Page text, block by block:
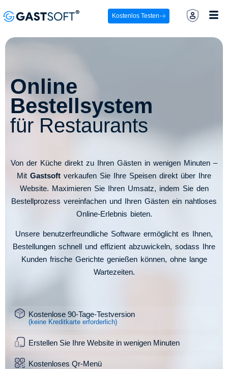
Kostenlos Testen
Online
Bestellsystem
für Restaurants​
Von der Küche direkt zu Ihren Gästen in wenigen Minuten –
Mit Gastsoft verkaufen Sie Ihre Speisen direkt über Ihre
Website. Maximieren Sie Ihren Umsatz, indem Sie den
Bestellprozess vereinfachen und Ihren Gästen ein nahtloses
Online-Erlebnis bieten.
Unsere benutzerfreundliche Software ermöglicht es Ihnen,
Bestellungen schnell und effizient abzuwickeln, sodass Ihre
Kunden frische Gerichte genießen können, ohne lange
Wartezeiten.
Kostenlose 90-Tage-Testversion
(keine Kreditkarte erforderlich)
Erstellen Sie Ihre Website in wenigen Minuten
Kostenloses Qr-Menü